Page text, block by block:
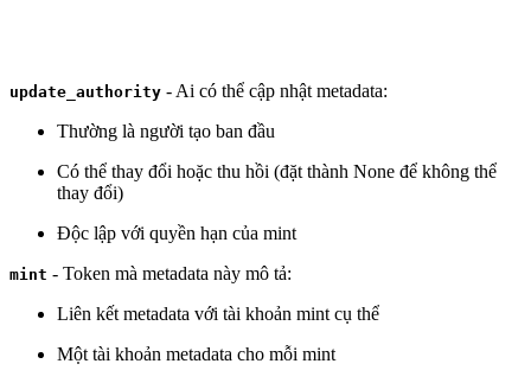
update_authority - Ai có thể cập nhật metadata:
Thường là người tạo ban đầu
Có thể thay đổi hoặc thu hồi (đặt thành None để không thể
thay đổi)
Độc lập với quyền hạn của mint
mint - Token mà metadata này mô tả:
Liên kết metadata với tài khoản mint cụ thể
Một tài khoản metadata cho mỗi mint